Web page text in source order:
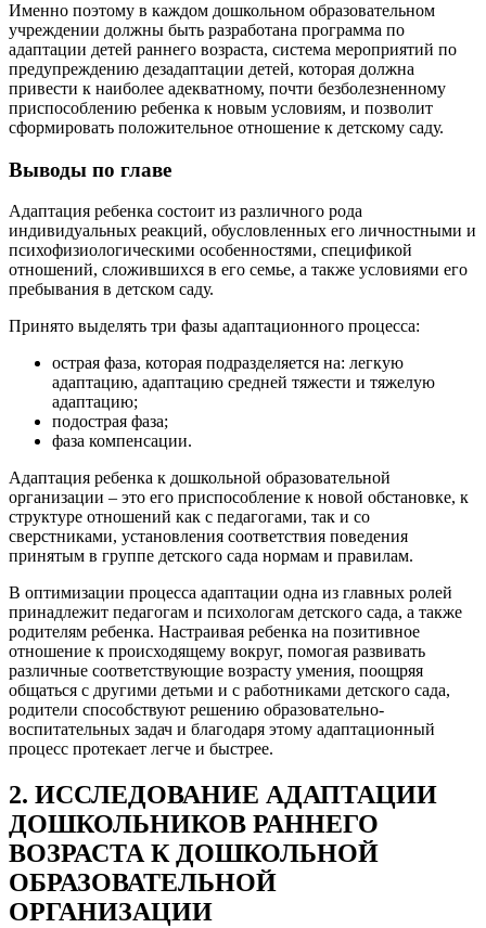
Именно поэтому в каждом дошкольном образовательном
учреждении должны быть разработана программа по
адаптации детей раннего возраста, система мероприятий по
предупреждению дезадаптации детей, которая должна
привести к наиболее адекватному, почти безболезненному
приспособлению ребенка к новым условиям, и позволит
сформировать положительное отношение к детскому саду.
Выводы по главе
Адаптация ребенка состоит из различного рода
индивидуальных реакций, обусловленных его личностными и
психофизиологическими особенностями, спецификой
отношений, сложившихся в его семье, а также условиями его
пребывания в детском саду.
Принято выделять три фазы адаптационного процесса:
острая фаза, которая подразделяется на: легкую
адаптацию, адаптацию средней тяжести и тяжелую
адаптацию;
подострая фаза;
фаза компенсации.
Адаптация ребенка к дошкольной образовательной
организации – это его приспособление к новой обстановке, к
структуре отношений как с педагогами, так и со
сверстниками, установления соответствия поведения
принятым в группе детского сада нормам и правилам.
В оптимизации процесса адаптации одна из главных ролей
принадлежит педагогам и психологам детского сада, а также
родителям ребенка. Настраивая ребенка на позитивное
отношение к происходящему вокруг, помогая развивать
различные соответствующие возрасту умения, поощряя
общаться с другими детьми и с работниками детского сада,
родители способствуют решению образовательно-
воспитательных задач и благодаря этому адаптационный
процесс протекает легче и быстрее.
2. ИССЛЕДОВАНИЕ АДАПТАЦИИ
ДОШКОЛЬНИКОВ РАННЕГО
ВОЗРАСТА К ДОШКОЛЬНОЙ
ОБРАЗОВАТЕЛЬНОЙ
ОРГАНИЗАЦИИ